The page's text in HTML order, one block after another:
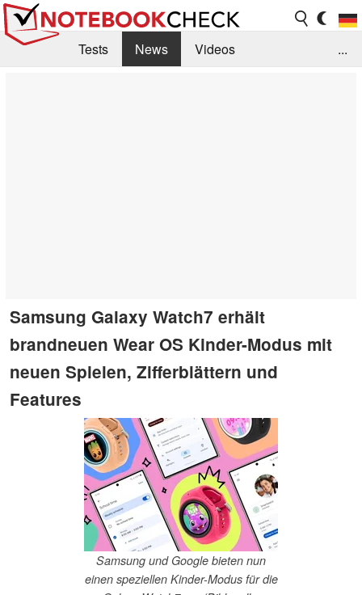
Tests News
Videos
...
Samsung Galaxy Watch7 erhält
brandneuen Wear OS Kinder-Modus mit
neuen Spielen, Zifferblättern und
Features
Samsung und Google bieten nun
einen speziellen Kinder-Modus für die